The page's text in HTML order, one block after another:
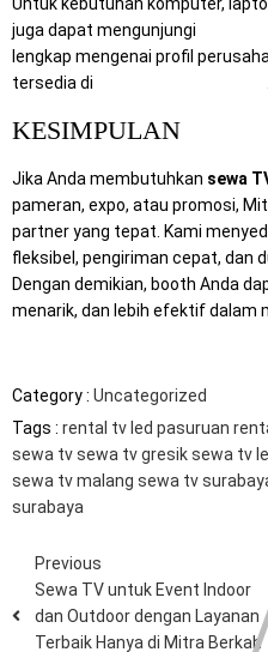
juga dapat mengunjungi
lengkap mengenai profil
tersedia di
KESIMPULAN
Jika Anda membutuhkan sewa
pameran, expo, atau promosi,
partner yang tepat. Kami
fleksibel, pengiriman cepat, dan
Dengan demikian, booth Anda
menarik, dan lebih efektif dalam
Category : Uncategorized
Tags : rental tv led pasuruan
sewa tvsewa tv gresiksewa tv
sewa tv malang sewa tv
surabaya
Previous
Sewa TV untuk Event Indoor
dan Outdoor dengan Layanan
Terbaik Hanya di Mitra Berkah